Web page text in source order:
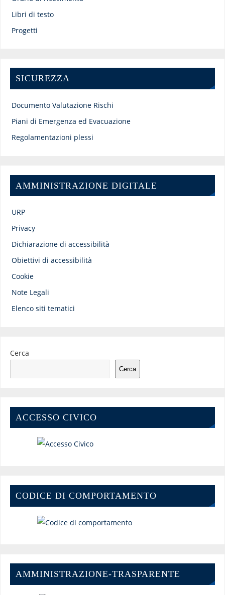
Libri di testo
Progetti
SICUREZZA
Documento Valutazione Rischi
Piani di Emergenza ed Evacuazione
Regolamentazioni plessi
AMMINISTRAZIONE DIGITALE
URP
Privacy
Dichiarazione di accessibilità
Obiettivi di accessibilità
Cookie
Note Legali
Elenco siti tematici
Cerca
Cerca
ACCESSO CIVICO
CODICE DI COMPORTAMENTO
AMMINISTRAZIONE-TRASPARENTE